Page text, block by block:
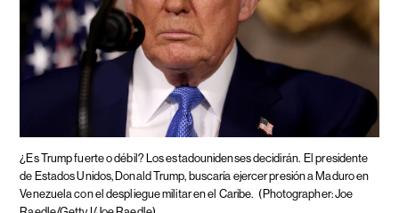
¿Es Trump fuerte o débil? Los estadounidenses decidirán. El presidente
de Estados Unidos, Donald Trump, buscaría ejercer presión a Maduro en
Venezuela con el despliegue militar en el Caribe. (Photographer: Joe